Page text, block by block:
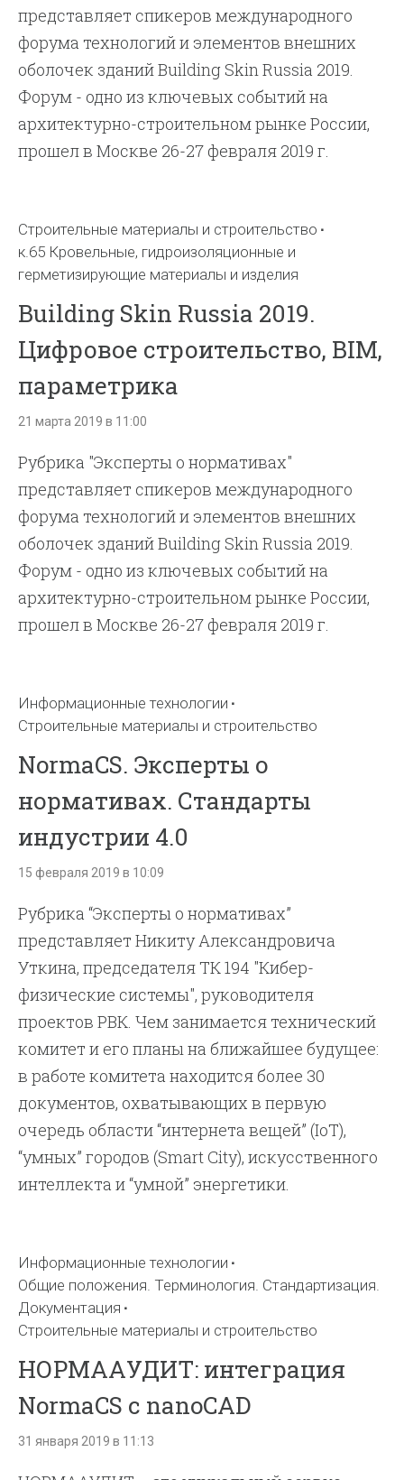
представляет спикеров международного
форума технологий и элементов внешних
оболочек зданий Building Skin Russia 2019.
Форум - одно из ключевых событий на
архитектурно-строительном рынке России,
прошел в Москве 26-27 февраля 2019 г.
Строительные материалы и строительство
к.65 Кровельные, гидроизоляционные и
герметизирующие материалы и изделия
Building Skin Russia 2019.
Цифровое строительство, BIM,
параметрика
21 марта 2019 в 11:00
Рубрика "Эксперты о нормативах"
представляет спикеров международного
форума технологий и элементов внешних
оболочек зданий Building Skin Russia 2019.
Форум - одно из ключевых событий на
архитектурно-строительном рынке России,
прошел в Москве 26-27 февраля 2019 г.
Информационные технологии
Строительные материалы и строительство
NormaCS. Эксперты о
нормативах. Стандарты
индустрии 4.0
15 февраля 2019 в 10:09
Рубрика “Эксперты о нормативах”
представляет Никиту Александровича
Уткина, председателя ТК 194 "Кибер-
физические системы", руководителя
проектов РВК. Чем занимается технический
комитет и его планы на ближайшее будущее:
в работе комитета находится более 30
документов, охватывающих в первую
очередь области “интернета вещей” (IoT),
“умных” городов (Smart City), искусственного
интеллекта и “умной” энергетики.
Информационные технологии
Общие положения. Терминология. Стандартизация.
Документация
Строительные материалы и строительство
НОРМААУДИТ: интеграция
NormaCS с nanoCAD
31 января 2019 в 11:13